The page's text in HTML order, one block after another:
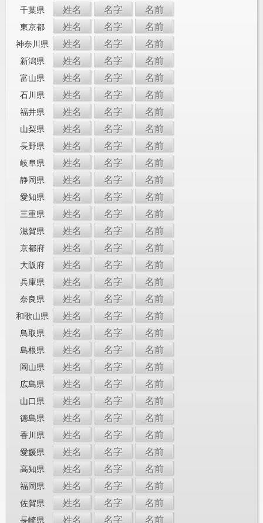
千葉県 姓名 名字 名前
東京都 姓名 名字 名前
神奈川県 姓名 名字 名前
新潟県 姓名 名字 名前
富山県 姓名 名字 名前
石川県 姓名 名字 名前
福井県 姓名 名字 名前
山梨県 姓名 名字 名前
長野県 姓名 名字 名前
岐阜県 姓名 名字 名前
静岡県 姓名 名字 名前
愛知県 姓名 名字 名前
三重県 姓名 名字 名前
滋賀県 姓名 名字 名前
京都府 姓名 名字 名前
大阪府 姓名 名字 名前
兵庫県 姓名 名字 名前
奈良県 姓名 名字 名前
和歌山県 姓名 名字 名前
鳥取県 姓名 名字 名前
島根県 姓名 名字 名前
岡山県 姓名 名字 名前
広島県 姓名 名字 名前
山口県 姓名 名字 名前
徳島県 姓名 名字 名前
香川県 姓名 名字 名前
愛媛県 姓名 名字 名前
高知県 姓名 名字 名前
福岡県 姓名 名字 名前
佐賀県 姓名 名字 名前
長崎県 姓名 名字 名前